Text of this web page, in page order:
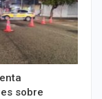
sobre